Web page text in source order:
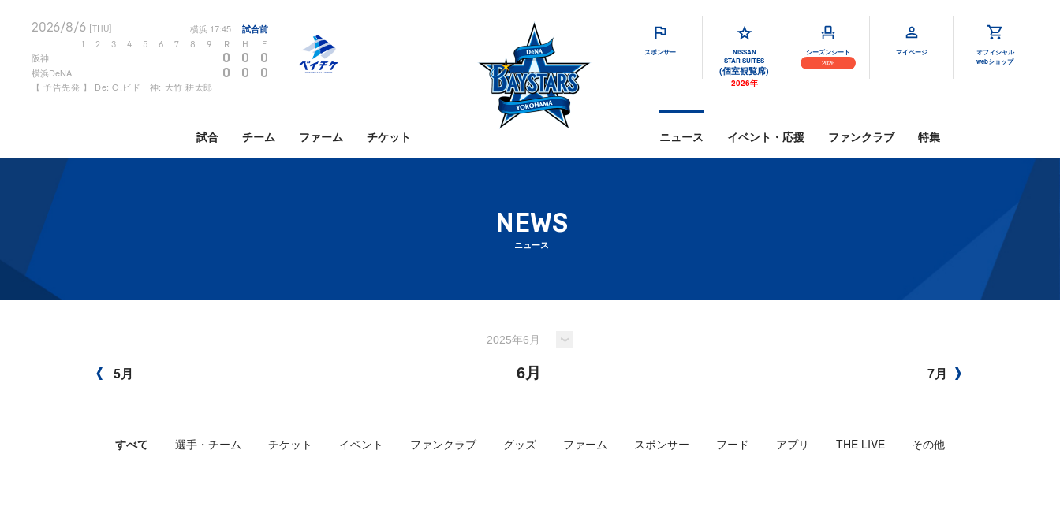
2026/8/6 [THU] 横浜 17:45 試合前
2 3 4 5 6 7 8 9 R H E
阪神 0 0 0
横浜DeNA 0 0 0
【 予告先発 】 De: O.ビド 神: 大竹 耕太郎
スポンサー
NISSAN
STAR SUITES
(個室観覧席)
2026年
シーズンシート
2026
マイページ
オフィシャル
webショップ
試合 チーム ファーム チケット ニュース イベント・応援 ファンクラブ 特集
NEWS
ニュース
5月 6月 7月
すべて 選手・チーム チケット イベント ファンクラブ グッズ ファーム スポンサー フード アプリ THE LIVE その他